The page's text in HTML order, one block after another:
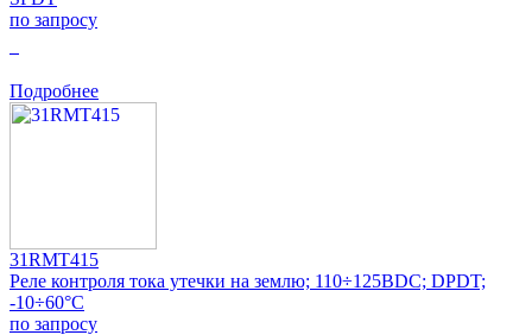
по запросу
Подробнее
31RMT415
Реле контроля тока утечки на землю; 110÷125ВDC; DPDT;
-10÷60°C
по запросу